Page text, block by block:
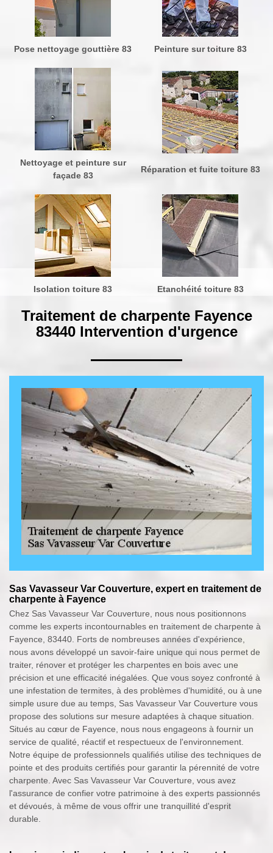
Pose nettoyage gouttière 83 Peinture sur toiture 83
Nettoyage et peinture sur
façade 83
Réparation et fuite toiture 83
Isolation toiture 83 Etanchéité toiture 83
Traitement de charpente Fayence
83440 Intervention d'urgence
Sas Vavasseur Var Couverture, expert en traitement de
charpente à Fayence
Chez Sas Vavasseur Var Couverture, nous nous positionnons
comme les experts incontournables en traitement de charpente à
Fayence, 83440. Forts de nombreuses années d'expérience,
nous avons développé un savoir-faire unique qui nous permet de
traiter, rénover et protéger les charpentes en bois avec une
précision et une efficacité inégalées. Que vous soyez confronté à
une infestation de termites, à des problèmes d'humidité, ou à une
simple usure due au temps, Sas Vavasseur Var Couverture vous
propose des solutions sur mesure adaptées à chaque situation.
Situés au cœur de Fayence, nous nous engageons à fournir un
service de qualité, réactif et respectueux de l'environnement.
Notre équipe de professionnels qualifiés utilise des techniques de
pointe et des produits certifiés pour garantir la pérennité de votre
charpente. Avec Sas Vavasseur Var Couverture, vous avez
l'assurance de confier votre patrimoine à des experts passionnés
et dévoués, à même de vous offrir une tranquillité d'esprit
durable.